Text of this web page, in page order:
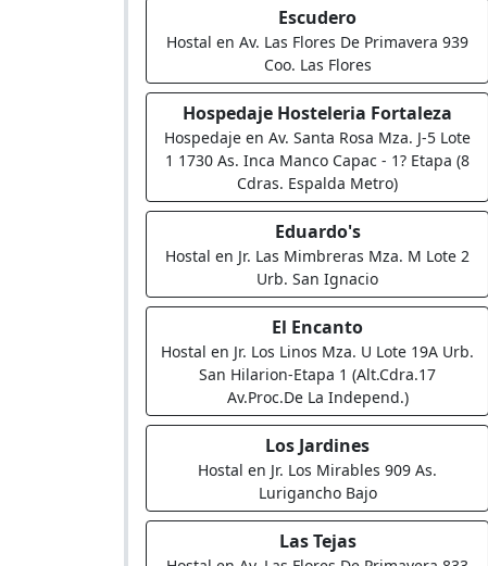
Escudero
Hostal en Av. Las Flores De Primavera 939
Coo. Las Flores
Hospedaje Hosteleria Fortaleza
Hospedaje en Av. Santa Rosa Mza. J-5 Lote
1 1730 As. Inca Manco Capac - 1? Etapa (8
Cdras. Espalda Metro)
Eduardo's
Hostal en Jr. Las Mimbreras Mza. M Lote 2
Urb. San Ignacio
El Encanto
Hostal en Jr. Los Linos Mza. U Lote 19A Urb.
San Hilarion-Etapa 1 (Alt.Cdra.17
Av.Proc.De La Independ.)
Los Jardines
Hostal en Jr. Los Mirables 909 As.
Lurigancho Bajo
Las Tejas